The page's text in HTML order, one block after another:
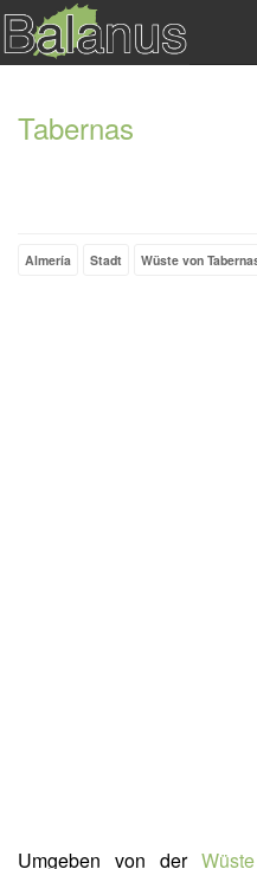
Tabernas
Almería Stadt Wüste von
Umgeben von derWüste